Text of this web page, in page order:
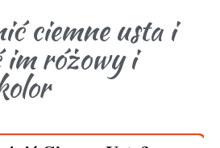
ciemne usta i
różowy i